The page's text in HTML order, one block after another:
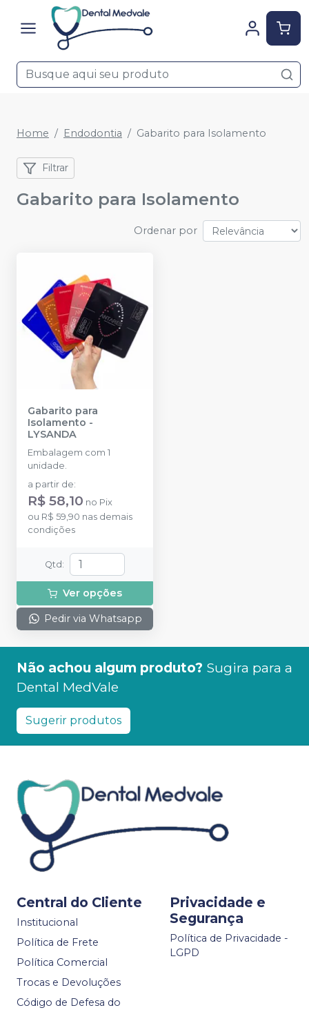
Home Endodontia Gabarito para Isolamento
Filtrar
Gabarito para Isolamento
Ordenar por
Gabarito para
Isolamento -
LYSANDA
Embalagem com 1
unidade.
a partir de:
R$ 58,10 no Pix
ou R$ 59,90 nas demais
condições
Qtd :
Ver opções
Pedir via Whatsapp
Não achou algum produto? Sugira para a
Dental MedVale
Sugerir produtos
Central do Cliente
Institucional
Política de Frete
Política Comercial
Trocas e Devoluções
Código de Defesa do
Privacidade e
Segurança
Política de Privacidade -
LGPD